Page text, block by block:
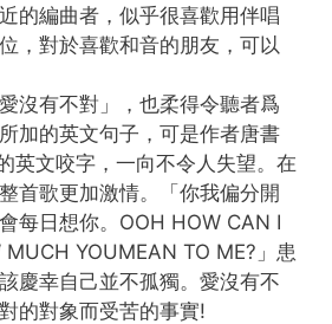
的編曲者，似乎很喜歡用伴唱
，對於喜歡和音的朋友，可以
沒有不對」，也柔得令聽者爲
加的英文句子，可是作者唐書
英文咬字，一向不令人失望。在
首歌更加激情。「你我偏分開
每日想你。OOH HOW CAN I
YOUMEAN TO ME?」患
慶幸自己並不孤獨。愛沒有不
的對象而受苦的事實!